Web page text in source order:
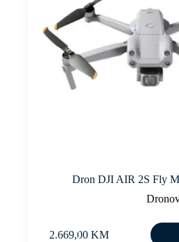
Dron DJI AIR 2S Fly
2.669,00 KM